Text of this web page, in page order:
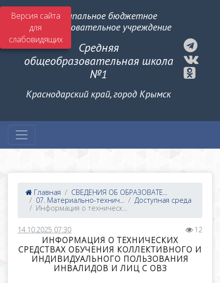
Версия сайта
для
слабовидящих
Муниципальное бюджетное
общеобразовательное учреждение
Средняя
общеобразовательная школа
№1
Краснодарский край, город Крымск
Главная
СВЕДЕНИЯ ОБ ОБРАЗОВАТЕ...
07. Материально-технич...
Доступная среда
Информация о техническ...
14.10.2025 07:30 12
ИНФОРМАЦИЯ О ТЕХНИЧЕСКИХ
СРЕДСТВАХ ОБУЧЕНИЯ КОЛЛЕКТИВНОГО И
ИНДИВИДУАЛЬНОГО ПОЛЬЗОВАНИЯ
ИНВАЛИДОВ И ЛИЦ С ОВЗ